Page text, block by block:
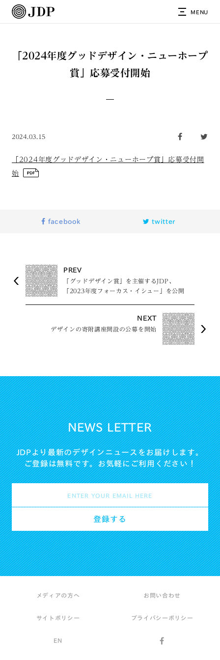
MENU
「2024年度グッドデザイン・ニューホープ
賞」応募受付開始
2024.03.15
「2024年度グッドデザイン・ニューホープ賞」応募受付開
始
facebook twitter
PREV
「グッドデザイン賞」を主催するJDP、
「2023年度フォーカス・イシュー」を公開
NEXT
デザインの寄附講座開設の公募を開始
NEWS LETTER
JDPより最新のデザインニュースをお届けします。
ご登録は無料です。お気軽にご利用ください！
メディアの方へ お問い合わせ
サイトポリシー プライバシーポリシー
EN